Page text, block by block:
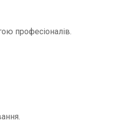
професіоналів.